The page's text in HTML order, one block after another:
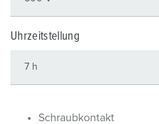
Uhrzeitstellung
Schraubkontakt